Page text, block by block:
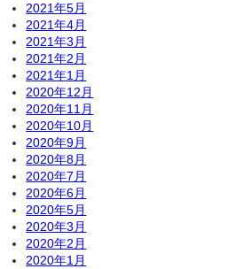
2021年5月
2021年4月
2021年3月
2021年2月
2021年1月
2020年12月
2020年11月
2020年10月
2020年9月
2020年8月
2020年7月
2020年6月
2020年5月
2020年3月
2020年2月
2020年1月